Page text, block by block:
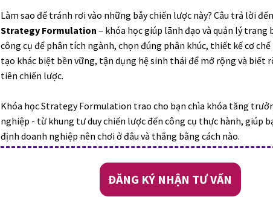
Làm sao để tránh rơi vào những bẫy chiến lược này? Câu trả lời
Strategy Formulation – khóa học giúp lãnh đạo và quản lý trang
công cụ để phân tích ngành, chọn đúng phân khúc, thiết kế cơ
tạo khác biệt bền vững, tận dụng hệ sinh thái để mở rộng và biết
tiên chiến lược.
Khóa học Strategy Formulation trao cho bạn chìa khóa tăng
nghiệp - từ khung tư duy chiến lược đến công cụ thực hành, giúp
định doanh nghiệp nên chơi ở đâu và thắng bằng cách nào.
ĐĂNG KÝ NHẬN TƯ VẤN